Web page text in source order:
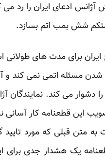
ادعای ایران را رد می
شش بمب اتم بسازد.
ایران برای مدت های
مسئله اتمی نمی کند و
می کند. نمایندگان
این قطعنامه کار آسانی
متن قبلی که مورد تایید
یک هشدار جدی برای